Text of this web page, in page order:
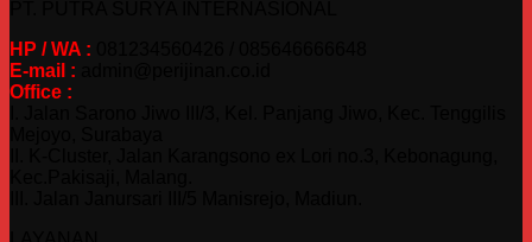
HP / WA :
E-mail :
Office :